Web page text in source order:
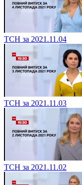
ТСН за 2021.11.04
ТСН за 2021.11.03
ТСН за 2021.11.02